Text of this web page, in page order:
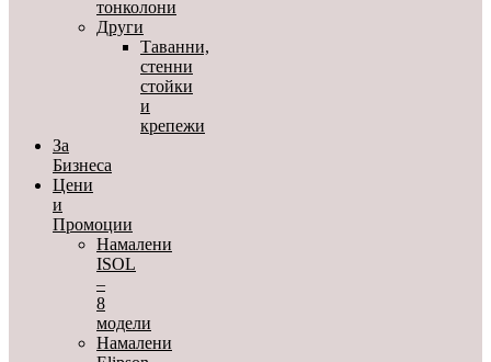
тонколони
Други
Таванни,
стенни
стойки
и
крепежи
За
Бизнеса
Цени
и
Промоции
Намалени
ISOL
–
8
модели
Намалени